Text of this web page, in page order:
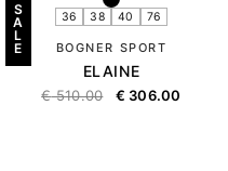
S
A
L
E
36 38 40 76
BOGNER SPORT
ELAINE
€510.00 € 306.00